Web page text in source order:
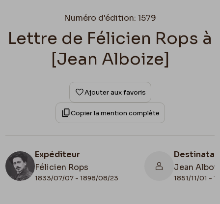
Numéro d'édition: 1579
Lettre de Félicien Rops à
[Jean Alboize]
Ajouter aux favoris
Copier la mention complète
Expéditeur
Félicien Rops
1833/07/07 - 1898/08/23
Jean
1851/11/01 -